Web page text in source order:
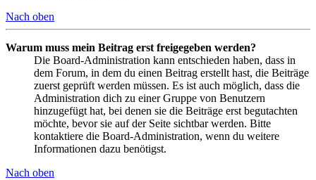
Nach oben
Warum muss mein Beitrag erst freigegeben werden?
Die Board-Administration kann entschieden haben, dass in
dem Forum, in dem du einen Beitrag erstellt hast, die Beiträge
zuerst geprüft werden müssen. Es ist auch möglich, dass die
Administration dich zu einer Gruppe von Benutzern
hinzugefügt hat, bei denen sie die Beiträge erst begutachten
möchte, bevor sie auf der Seite sichtbar werden. Bitte
kontaktiere die Board-Administration, wenn du weitere
Informationen dazu benötigst.
Nach oben